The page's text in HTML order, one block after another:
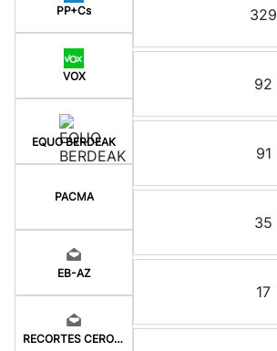
PP+Cs
VOX
EQUO BERDEAK
PACMA
EB-AZ
RECORTES CERO-LV-M
329
92
91
35
17